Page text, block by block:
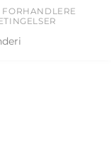
FORHANDLERE